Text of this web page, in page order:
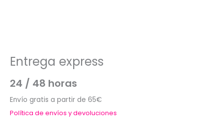
Entrega express
24 / 48 horas
Envío gratis a partir de 65€
Política de envíos y devoluciones